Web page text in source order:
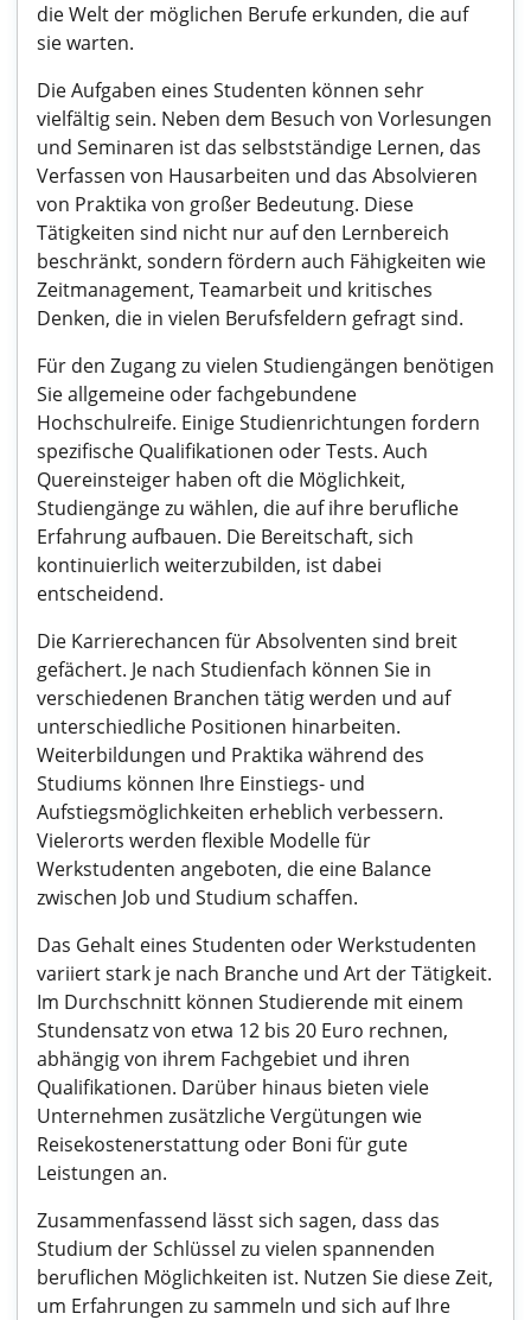
die Welt der möglichen Berufe erkunden, die auf
sie warten.
Die Aufgaben eines Studenten können sehr
vielfältig sein. Neben dem Besuch von Vorlesungen
und Seminaren ist das selbstständige Lernen, das
Verfassen von Hausarbeiten und das Absolvieren
von Praktika von großer Bedeutung. Diese
Tätigkeiten sind nicht nur auf den Lernbereich
beschränkt, sondern fördern auch Fähigkeiten wie
Zeitmanagement, Teamarbeit und kritisches
Denken, die in vielen Berufsfeldern gefragt sind.
Für den Zugang zu vielen Studiengängen benötigen
Sie allgemeine oder fachgebundene
Hochschulreife. Einige Studienrichtungen fordern
spezifische Qualifikationen oder Tests. Auch
Quereinsteiger haben oft die Möglichkeit,
Studiengänge zu wählen, die auf ihre berufliche
Erfahrung aufbauen. Die Bereitschaft, sich
kontinuierlich weiterzubilden, ist dabei
entscheidend.
Die Karrierechancen für Absolventen sind breit
gefächert. Je nach Studienfach können Sie in
verschiedenen Branchen tätig werden und auf
unterschiedliche Positionen hinarbeiten.
Weiterbildungen und Praktika während des
Studiums können Ihre Einstiegs- und
Aufstiegsmöglichkeiten erheblich verbessern.
Vielerorts werden flexible Modelle für
Werkstudenten angeboten, die eine Balance
zwischen Job und Studium schaffen.
Das Gehalt eines Studenten oder Werkstudenten
variiert stark je nach Branche und Art der Tätigkeit.
Im Durchschnitt können Studierende mit einem
Stundensatz von etwa 12 bis 20 Euro rechnen,
abhängig von ihrem Fachgebiet und ihren
Qualifikationen. Darüber hinaus bieten viele
Unternehmen zusätzliche Vergütungen wie
Reisekostenerstattung oder Boni für gute
Leistungen an.
Zusammenfassend lässt sich sagen, dass das
Studium der Schlüssel zu vielen spannenden
beruflichen Möglichkeiten ist. Nutzen Sie diese Zeit,
um Erfahrungen zu sammeln und sich auf Ihre